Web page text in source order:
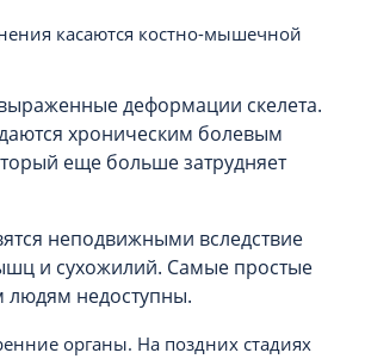
касаются костно-мышечной
деформации скелета.
хроническим болевым
еще больше затрудняет
неподвижными вследствие
и сухожилий. Самые простые
людям недоступны.
органы. На поздних стадиях